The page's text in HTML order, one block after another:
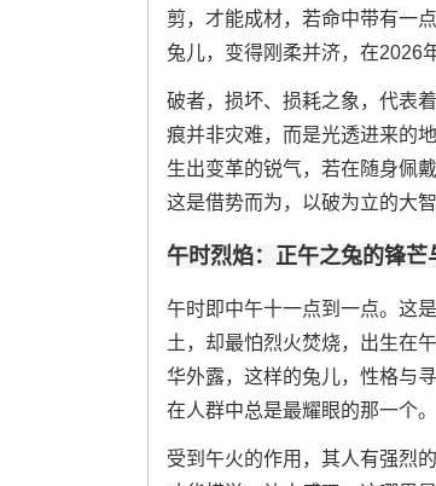
剪，才能成材，若命中带有一
兔儿，变得刚柔并济，在2026
破者，损坏、损耗之象，代表
痕并非灾难，而是光透进来的
生出变革的锐气，若在随身佩
这是借势而为，以破为立的大智
午时烈焰：正午之兔的锋芒
午时即中午十一点到一点。这
土，却最怕烈火焚烧，出生在
华外露，这样的兔儿，性格与
在人群中总是最耀眼的那一个。
受到午火的作用，其人有强烈